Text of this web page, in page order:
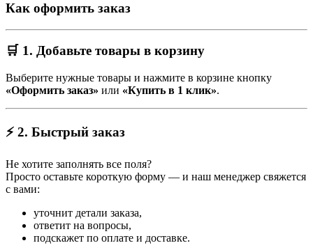
Как оформить заказ
🛒 1. Добавьте товары в корзину
Выберите нужные товары и нажмите в корзине кнопку
«Оформить заказ» или «Купить в 1 клик».
⚡ 2. Быстрый заказ
Не хотите заполнять все поля?
Просто оставьте короткую форму — и наш менеджер свяжется
с вами:
уточнит детали заказа,
ответит на вопросы,
подскажет по оплате и доставке.